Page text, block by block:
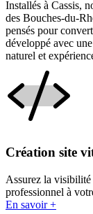
Installés à Cassis,
des Bouches-du-
pensés pour
développé avec
naturel et
Création site
Assurez la visibilité
professionnel à
En savoir +